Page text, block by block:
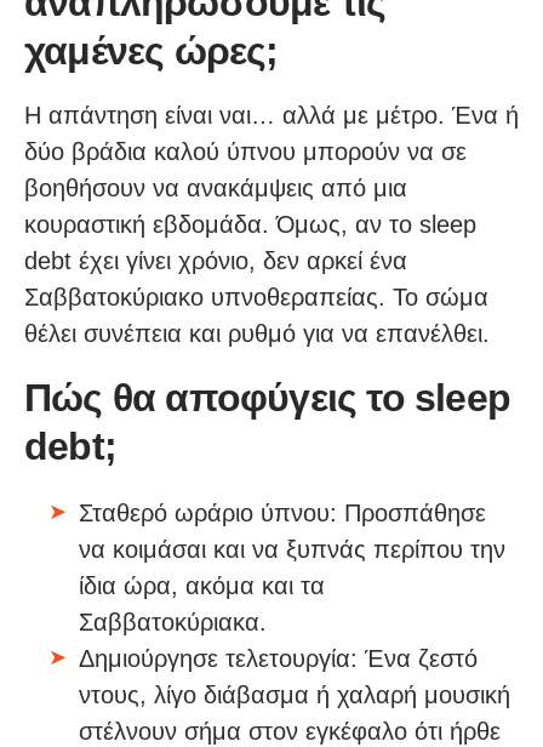
χαμένες ώρες;
Η απάντηση είναι ναι… αλλά με μέτρο. Ένα ή
δύο βράδια καλού ύπνου μπορούν να σε
βοηθήσουν να ανακάμψεις από μια
κουραστική εβδομάδα. Όμως, αν το sleep
debt έχει γίνει χρόνιο, δεν αρκεί ένα
Σαββατοκύριακο υπνοθεραπείας. Το σώμα
θέλει συνέπεια και ρυθμό για να επανέλθει.
Πώς θα αποφύγεις το sleep
debt;
Σταθερό ωράριο ύπνου: Προσπάθησε
να κοιμάσαι και να ξυπνάς περίπου την
ίδια ώρα, ακόμα και τα
Σαββατοκύριακα.
Δημιούργησε τελετουργία: Ένα ζεστό
ντους, λίγο διάβασμα ή χαλαρή μουσική
στέλνουν σήμα στον εγκέφαλο ότι ήρθε